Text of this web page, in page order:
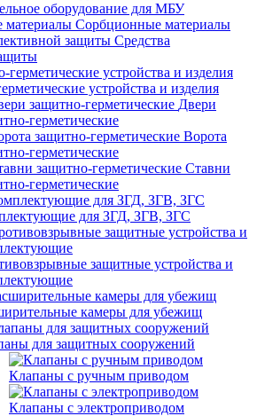
оборудование для МБУ
Сорбционные материалы
Средства
устройства и изделия
Двери
герметические
Ворота
герметические
Ставни
герметические
для ЗГД, ЗГВ, ЗГС
защитные устройства и
камеры для убежищ
для защитных сооружений
Клапаны с ручным приводом
Клапаны с электроприводом